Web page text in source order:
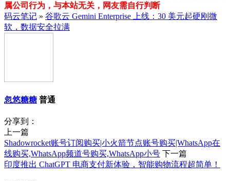
属公司行为，与本站无关，网友需自行判断
码云笔记 » 谷歌云 Gemini Enterprise 上线：30 美元起硬刚微
软，数据安全拉满
忽悠糖糖 普通
分享到：
上一篇
Shadowrocket账号订阅购买|小火箭节点账号购买|WhatsApp在
线购买,WhatsApp频道号购买,WhatsApp小号 下一篇
印度推出 ChatGPT 电商支付新体验，智能购物流程超简单！